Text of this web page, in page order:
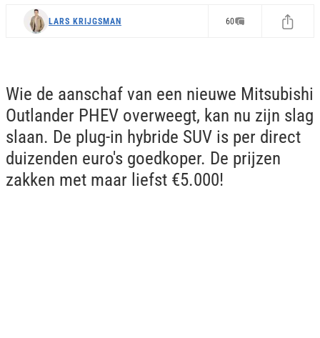
LARS KRIJGSMAN 60
Wie de aanschaf van een nieuwe Mitsubishi
Outlander PHEV overweegt, kan nu zijn slag
slaan. De plug-in hybride SUV is per direct
duizenden euro's goedkoper. De prijzen
zakken met maar liefst €5.000!